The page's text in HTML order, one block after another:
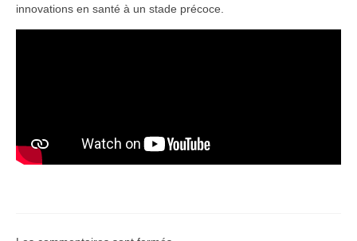
innovations en santé à un stade précoce.